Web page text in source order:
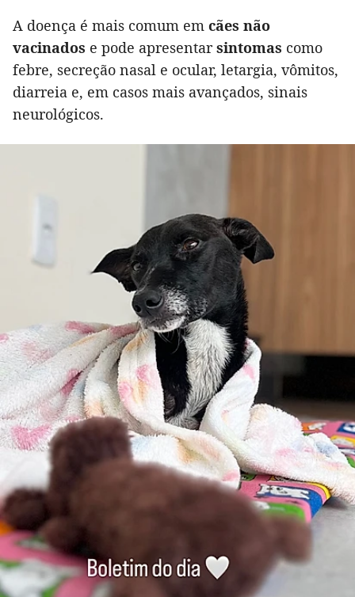
A doença é mais comum em cães não
vacinados e pode apresentarsintomas como
febre, secreção nasal e ocular, letargia, vômitos,
diarreia e, em casos mais avançados, sinais
neurológicos.